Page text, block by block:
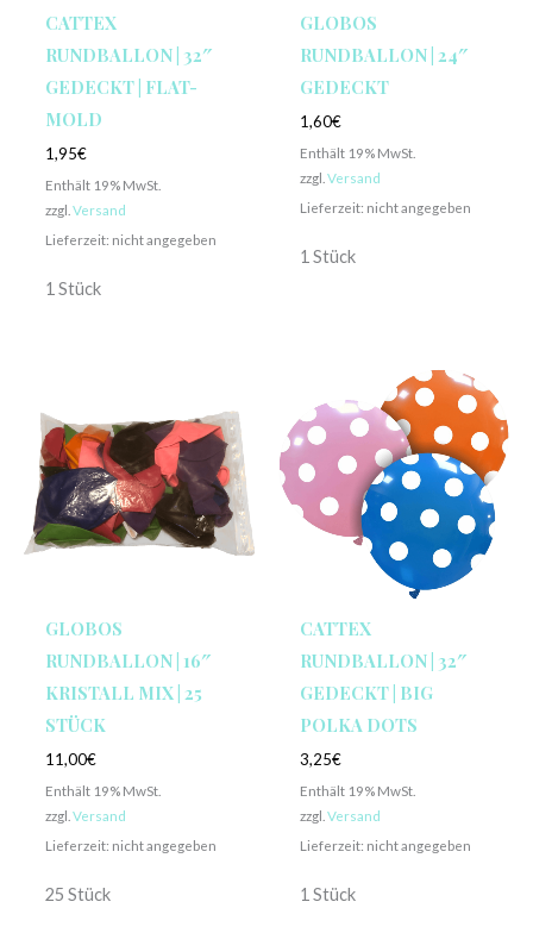
CATTEX
RUNDBALLON | 32″
GEDECKT | FLAT-
MOLD
1,95€
Enthält 19% MwSt.
zzgl. Versand
Lieferzeit: nicht angegeben
1 Stück
GLOBOS
RUNDBALLON | 24″
GEDECKT
1,60€
Enthält 19% MwSt.
zzgl. Versand
Lieferzeit: nicht angegeben
1 Stück
GLOBOS
RUNDBALLON | 16″
KRISTALL MIX | 25
STÜCK
11,00€
Enthält 19% MwSt.
zzgl. Versand
Lieferzeit: nicht angegeben
25 Stück
CATTEX
RUNDBALLON | 32″
GEDECKT | BIG
POLKA DOTS
3,25€
Enthält 19% MwSt.
zzgl. Versand
Lieferzeit: nicht angegeben
1 Stück